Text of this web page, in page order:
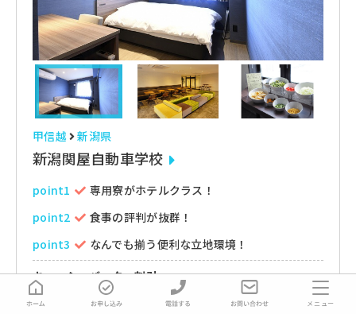
甲信越 新潟県
新潟関屋自動車学校
point1
専用寮がホテルクラス！
point2
食事の評判が抜群！
point3
なんでも揃う便利な立地環境！
キャッシュバック・割引
メニュー